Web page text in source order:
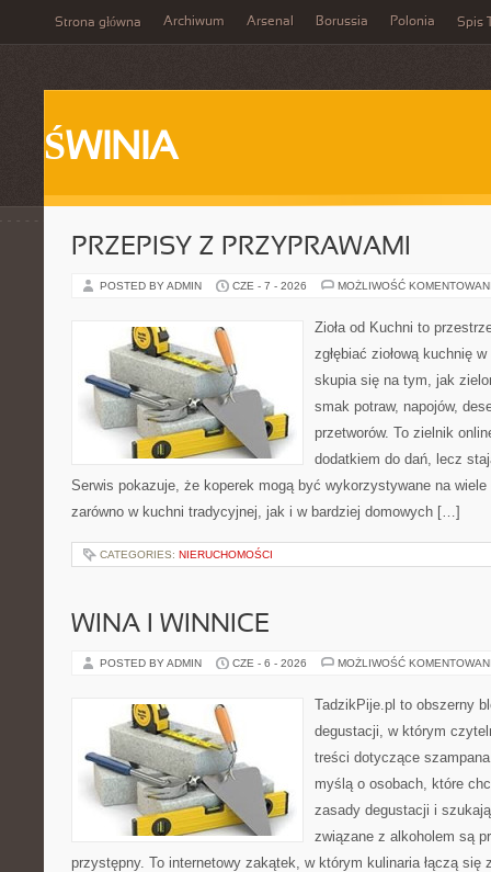
Strona główna Archiwum Arsenal Borussia Polonia Spis
ŚWINIA
PRZEPISY Z PRZYPRAWAMI
POSTED BY ADMIN CZE - 7 - 2026 MOŻLIWOŚĆ
Zioła od Kuchni to
zgłębiać ziołową kuchnię
skupia się na tym, jak
smak potraw, napojów,
przetworów. To zielnik
dodatkiem do dań, lecz
Serwis pokazuje, że koperek mogą być wykorzystywane na
zarówno w kuchni tradycyjnej, jak i w bardziej domowych […]
CATEGORIES: NIERUCHOMOŚCI
WINA I WINNICE
POSTED BY ADMIN CZE - 6 - 2026 MOŻLIWOŚĆ
TadzikPije.pl to obszerny
degustacji, w którym
treści dotyczące
myślą o osobach, które
zasady degustacji i
związane z alkoholem są
przystępny. To internetowy zakątek, w którym kulinaria łączą się